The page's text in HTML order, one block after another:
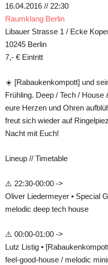
16.04.2016 // 22:30
Raumklang Berlin
Libauer Strasse 1 / Ecke
10245 Berlin
7,- € Eintritt
☀️ [Rabaukenkompott] und
Frühling. Deep / Tech /
eure Herzen und Ohren
freut sich wieder auf
Nacht mit Euch!
Lineup // Timetable
⚠️ 22:30-00:00 ->
Oliver Liedermeyer • Special
melodic deep tech house
⚠️ 00:00-01:00 ->
Lutz Listig •
feel-good-house / melodic